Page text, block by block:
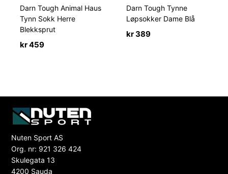
Darn Tough Animal Haus
Tynn Sokk Herre
Blekksprut
kr459
Darn Tough Tynne
Løpsokker Dame Blå
kr389
Nuten Sport AS
Org. nr: 921 326 424
Skulegata 13
4200 Sauda